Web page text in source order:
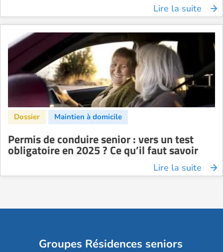
Lire la suite
Permis de conduire senior : vers un test
obligatoire en 2025 ? Ce qu’il faut savoir
Lire la suite
Groupes Résidences seniors